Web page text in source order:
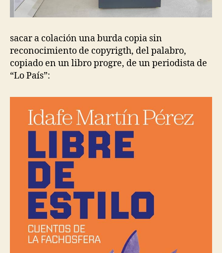
sacar a colación una burda copia sin
reconocimiento de copyrigth, del palabro,
copiado en un libro progre, de un periodista de
“Lo País”: